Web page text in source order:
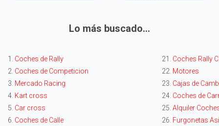
Lo más buscado...
1. Coches de Rally 21. Coches Rally
2. Coches de Competicion 22. Motores
3. Mercado Racing 23. Cajas de
4. Kart cross 24. Coches de
5. Car cross 25. Alquiler
6. Coches de Calle 26. Furgonetas